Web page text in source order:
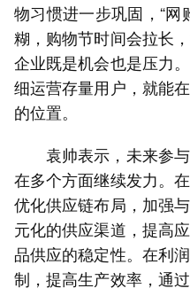
物习惯进一步巩固，“网
糊，购物节时间会拉长
企业既是机会也是压力
细运营存量用户，就能
的位置。
袁帅表示，未来参
在多个方面继续发力。
优化供应链布局，加强
元化的供应渠道，提高
品供应的稳定性。在利
制，提高生产效率，通